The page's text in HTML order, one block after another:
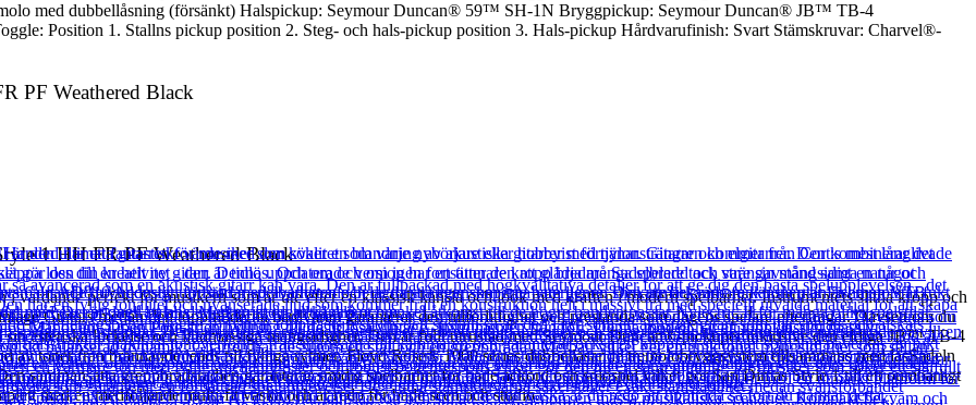
med dubbellåsning (försänkt) Halspickup: Seymour Duncan® 59™ SH-1N Bryggpickup: Seymour Duncan® JB™ TB-4
Position 1. Stallns pickup position 2. Steg- och hals-pickup position 3. Hals-pickup Hårdvarufinish: Svart Stämskruvar: Charvel®-
PF Weathered Black
1 HH FR PF Weathered Black
perfekt för musikern som är ute efter en klassisk känsla och look med kraften i modern spelbarhet. Instrumentets slitna kropp och
Guitars medan den toppmoderna hårdvaran garanterar den tillförlitlighet och prestanda som dagens spelare efterfrågar. Oavsett om du
sin estetiska lockelse och ljudmässiga mångsidighet. Den är fullt utrustad med Seymour Duncan®-pickuper inklusive den eldiga JB™ TB-4
toner från brännande leads till fylliga rytmer. Floyd Rose® 1000 series dubbellåsande tremolobryggsystem tillsammans med låsSadeln
sammansatta greppbrädsradien garanterar smidig spelbarhet för både ackord och solospel vilket gör San Dimas Style 1 till ett oumbärligt
med en medföljande multi-fit väska och är redo för både scen och studio.